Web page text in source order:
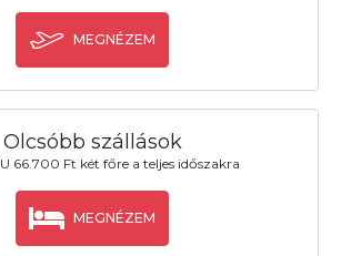
MEGNÉZEM
Olcsóbb szállások
66.700 Ft két főre a teljes időszakra
MEGNÉZEM